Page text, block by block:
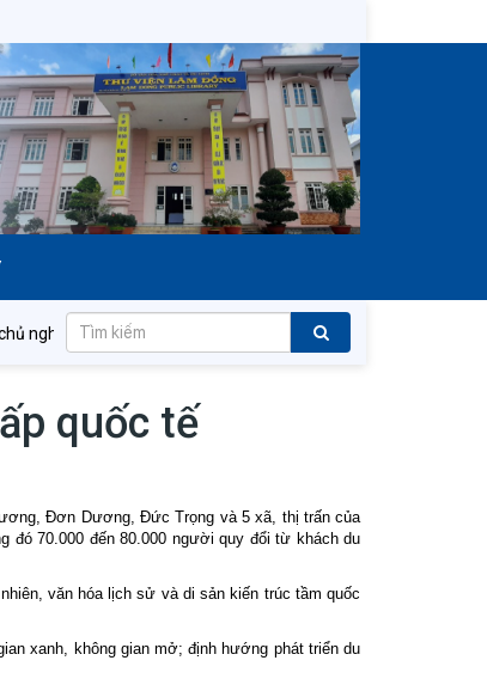
Việt Nam muôn năm! Đảng Cộng sản Việt Nam
quốc tế
Đơn Dương, Đức Trọng và 5 xã, thị trấn của
đó 70.000 đến 80.000 người quy đổi từ khách du
văn hóa lịch sử và di sản kiến trúc tầm quốc
xanh, không gian mở; định hướng phát triển du